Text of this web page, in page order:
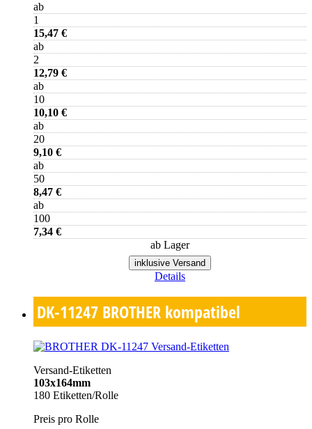
ab
1
15,47 €
ab
2
12,79 €
ab
10
10,10 €
ab
20
9,10 €
ab
50
8,47 €
ab
100
7,34 €
ab Lager
inklusive Versand
Details
DK-11247 BROTHER kompatibel
Versand-Etiketten
103x164mm
180 Etiketten/Rolle
Preis pro Rolle